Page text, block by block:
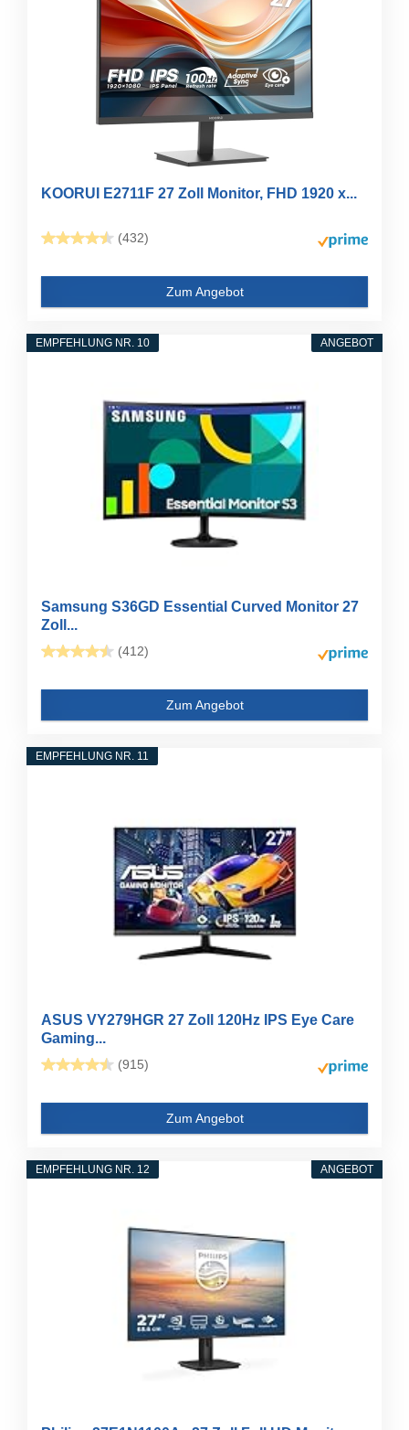
KOORUI E2711F 27 Zoll Monitor, FHD 1920 x...
(432)
Zum Angebot
ANGEBOT
EMPFEHLUNG NR. 10
Samsung S36GD Essential Curved Monitor 27
Zoll...
(412)
Zum Angebot
EMPFEHLUNG NR. 11
ASUS VY279HGR 27 Zoll 120Hz IPS Eye Care
Gaming...
(915)
Zum Angebot
ANGEBOT
EMPFEHLUNG NR. 12